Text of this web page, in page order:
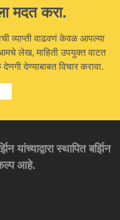
मदत करा.
व्याप्ती वाढवणं केवळ आपल्या
लेख, माहिती उपयुक्त वाटत
देण्याबाबत विचार करावा.
यांच्याद्वारा स्थापित बर्झिन
आहे.